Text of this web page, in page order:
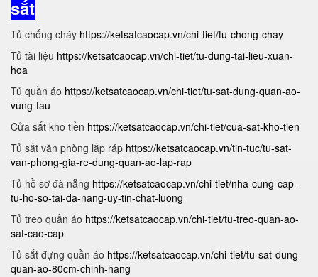
sắt
Tủ chống cháy https://ketsatcaocap.vn/chi-tiet/tu-chong-chay
Tủ tài liệu https://ketsatcaocap.vn/chi-tiet/tu-dung-tai-lieu-xuan-
hoa
Tủ quần áo https://ketsatcaocap.vn/chi-tiet/tu-sat-dung-quan-ao-
vung-tau
Cửa sắt kho tiền https://ketsatcaocap.vn/chi-tiet/cua-sat-kho-tien
Tủ sắt văn phòng lắp ráp https://ketsatcaocap.vn/tin-tuc/tu-sat-
van-phong-gia-re-dung-quan-ao-lap-rap
Tủ hồ sơ đà nẵng https://ketsatcaocap.vn/chi-tiet/nha-cung-cap-
tu-ho-so-tai-da-nang-uy-tin-chat-luong
Tủ treo quần áo https://ketsatcaocap.vn/chi-tiet/tu-treo-quan-ao-
sat-cao-cap
Tủ sắt đựng quần áo https://ketsatcaocap.vn/chi-tiet/tu-sat-dung-
quan-ao-80cm-chinh-hang